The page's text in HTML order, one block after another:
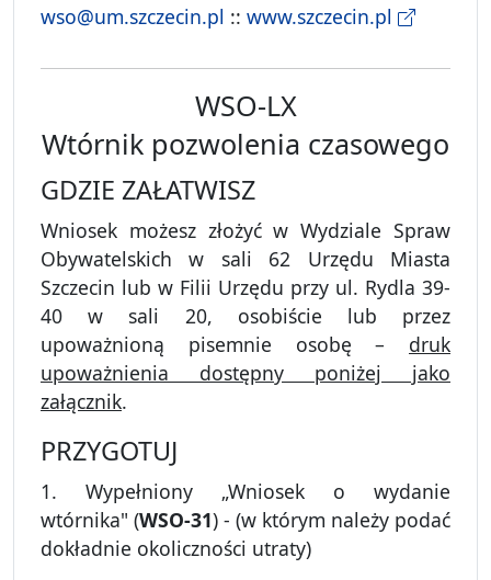
wso@um.szczecin.pl :: www.szczecin.pl
WSO-LX
Wtórnik pozwolenia czasowego
GDZIE ZAŁATWISZ
Wniosek możesz złożyć w Wydziale Spraw
Obywatelskich w sali 62 Urzędu Miasta
Szczecin lub w Filii Urzędu przy ul. Rydla 39-
40 w sali 20, osobiście lub przez
upoważnioną pisemnie osobę – druk
upoważnienia dostępny poniżej jako
załącznik.
PRZYGOTUJ
1. Wypełniony „Wniosek o wydanie
wtórnika" (WSO-31) - (w którym należy podać
dokładnie okoliczności utraty)